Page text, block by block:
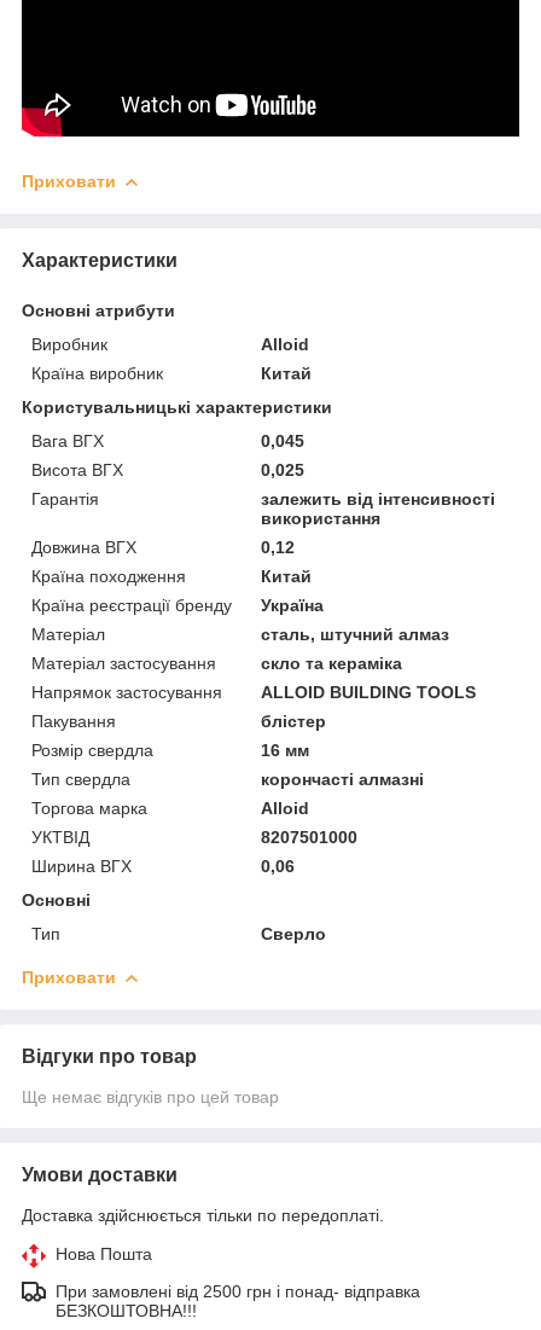
Приховати
Характеристики
Основні атрибути
Виробник
Alloid
Країна виробник
Китай
Користувальницькі характеристики
Вага ВГХ
0,045
Висота ВГХ
0,025
Гарантія
залежить від інтенсивності
використання
Довжина ВГХ
0,12
Країна походження
Китай
Країна реєстрації бренду
Україна
Матеріал
сталь, штучний алмаз
Матеріал застосування
скло та кераміка
Напрямок застосування
ALLOID BUILDING TOOLS
Пакування
блістер
Розмір свердла
16 мм
Тип свердла
корончасті алмазні
Торгова марка
Alloid
УКТВІД
8207501000
Ширина ВГХ
0,06
Основні
Тип
Сверло
Приховати
Відгуки про товар
Ще немає відгуків про цей товар
Умови доставки
Доставка здійснюється тільки по передоплаті.
Нова Пошта
При замовлені від 2500 грн і понад- відправка
БЕЗКОШТОВНА!!!